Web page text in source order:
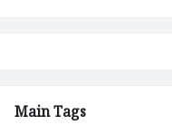
Main Tags